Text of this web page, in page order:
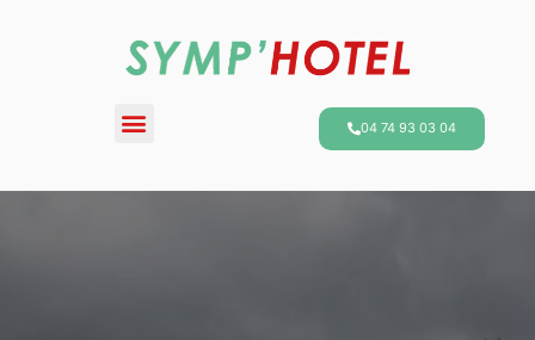
04 74 93 03 04